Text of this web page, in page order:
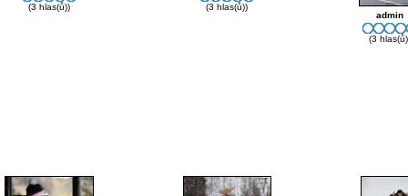
(3 hlas(ů))
(3 hlas(ů))
admin
(3